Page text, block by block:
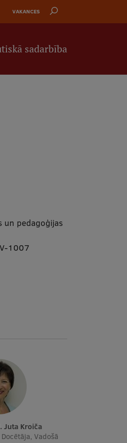
VAKANCES
sadarbība
un pedagoģijas
1007
Juta Kroiča
Vadošā